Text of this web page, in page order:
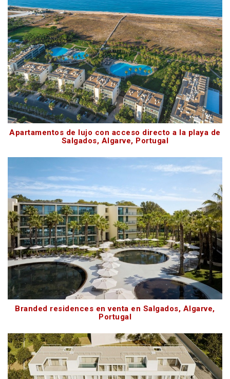
Apartamentos de lujo con acceso directo a la playa de
Salgados, Algarve, Portugal
Branded residences en venta en Salgados, Algarve,
Portugal